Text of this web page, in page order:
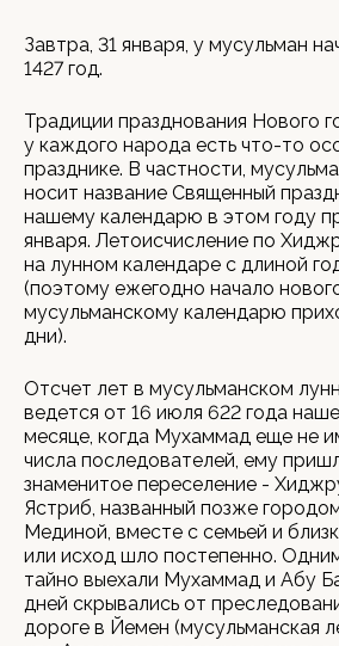
Завтра, 31 января, у мусульман
1427 год.
Традиции празднования Нового
у каждого народа есть что-то
празднике. В частности,
носит название Священный
нашему календарю в этом году
января. Летоисчисление по
на лунном календаре с длиной
(поэтому ежегодно начало
мусульманскому календарю
дни).
Отсчет лет в мусульманском
ведется от 16 июля 622 года
месяце, когда Мухаммад еще не
числа последователей, ему
знаменитое переселение -
Ястриб, названный позже
Мединой, вместе с семьей и
или исход шло постепенно.
тайно выехали Мухаммад и Абу
дней скрывались от
дороге в Йемен (мусульманская